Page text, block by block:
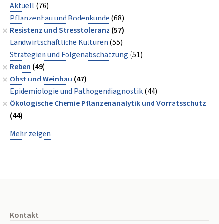
Aktuell (76)
Pflanzenbau und Bodenkunde (68)
Resistenz und Stresstoleranz (57)
Landwirtschaftliche Kulturen (55)
Strategien und Folgenabschätzung (51)
Reben (49)
Obst und Weinbau (47)
Epidemiologie und Pathogendiagnostik(44)
Ökologische Chemie Pflanzenanalytik und Vorratsschutz
(44)
Mehr zeigen
Kontakt